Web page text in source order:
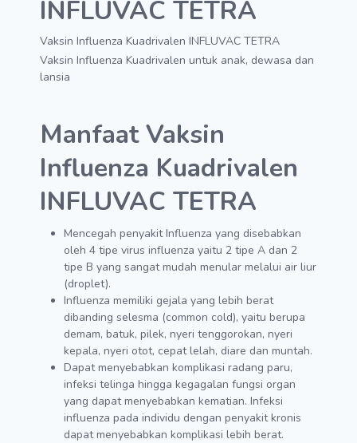
INFLUVAC TETRA
Vaksin Influenza Kuadrivalen INFLUVAC TETRA
Vaksin Influenza Kuadrivalen untuk anak, dewasa dan
lansia
Manfaat Vaksin
Influenza Kuadrivalen
INFLUVAC TETRA
Mencegah penyakit Influenza yang disebabkan
oleh 4 tipe virus influenza yaitu 2 tipe A dan 2
tipe B yang sangat mudah menular melalui air liur
(droplet).
Influenza memiliki gejala yang lebih berat
dibanding selesma (common cold), yaitu berupa
demam, batuk, pilek, nyeri tenggorokan, nyeri
kepala, nyeri otot, cepat lelah, diare dan muntah.
Dapat menyebabkan komplikasi radang paru,
infeksi telinga hingga kegagalan fungsi organ
yang dapat menyebabkan kematian. Infeksi
influenza pada individu dengan penyakit kronis
dapat menyebabkan komplikasi lebih berat.